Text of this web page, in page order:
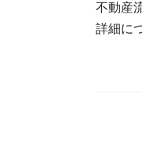
不動産
詳細に